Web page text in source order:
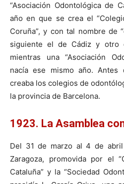
“Asociación Odontológica de
año en que se crea el
Coruña”, y con tal nombre de
siguiente el de Cádiz y otro
mientras una “Asociación
nacía ese mismo año.
creaba los colegios de
la provincia de Barcelona.
1923. La Asamblea
Del 31 de marzo al 4 de
Zaragoza, promovida por el
Cataluña” y la “Sociedad